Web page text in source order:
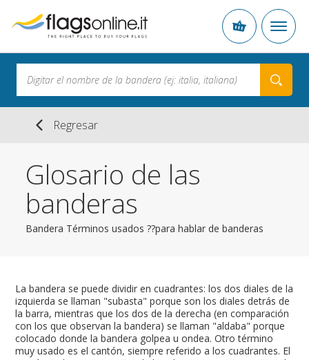
Regresar
Glosario de las
banderas
Bandera Términos usados ??para hablar de banderas
La bandera se puede dividir en cuadrantes: los dos diales de la
izquierda se llaman "subasta" porque son los diales detrás de
la barra, mientras que los dos de la derecha (en comparación
con los que observan la bandera) se llaman "aldaba" porque
colocado donde la bandera golpea u ondea. Otro término
muy usado es el cantón, siempre referido a los cuadrantes. El